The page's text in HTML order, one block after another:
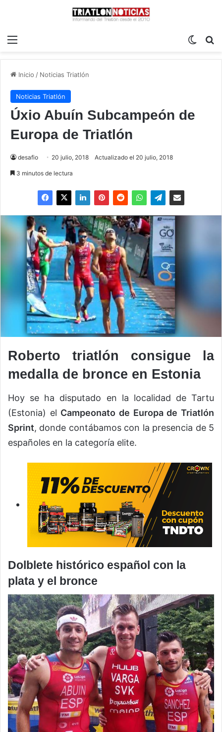
Inicio / Noticias Triatlón
Noticias Triatlón
Úxio Abuín Subcampeón de
Europa de Triatlón
desafio 20 julio, 2018 Actualizado el 20 julio, 2018
3 minutos de lectura
Roberto triatlón consigue la
medalla de bronce en Estonia
Hoy se ha disputado en la localidad de Tartu
(Estonia) el Campeonato de Europa de Triatlón
Sprint, donde contábamos con la presencia de 5
españoles en la categoría elite.
Dolblete histórico español con la
plata y el bronce